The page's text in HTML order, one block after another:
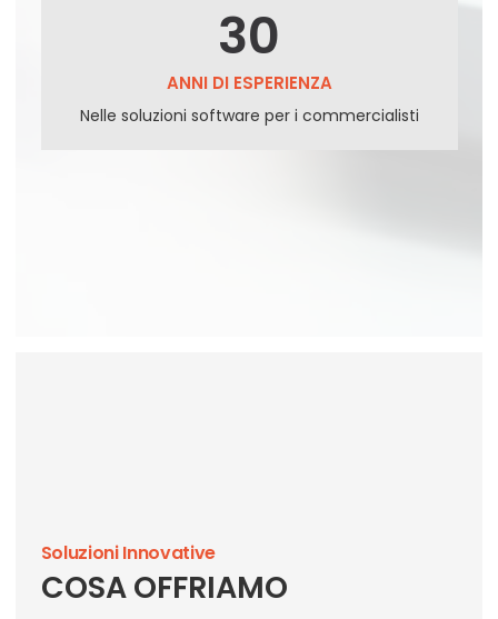
30
ANNI DI ESPERIENZA
Nelle soluzioni software per i commercialisti
Soluzioni Innovative
COSA OFFRIAMO